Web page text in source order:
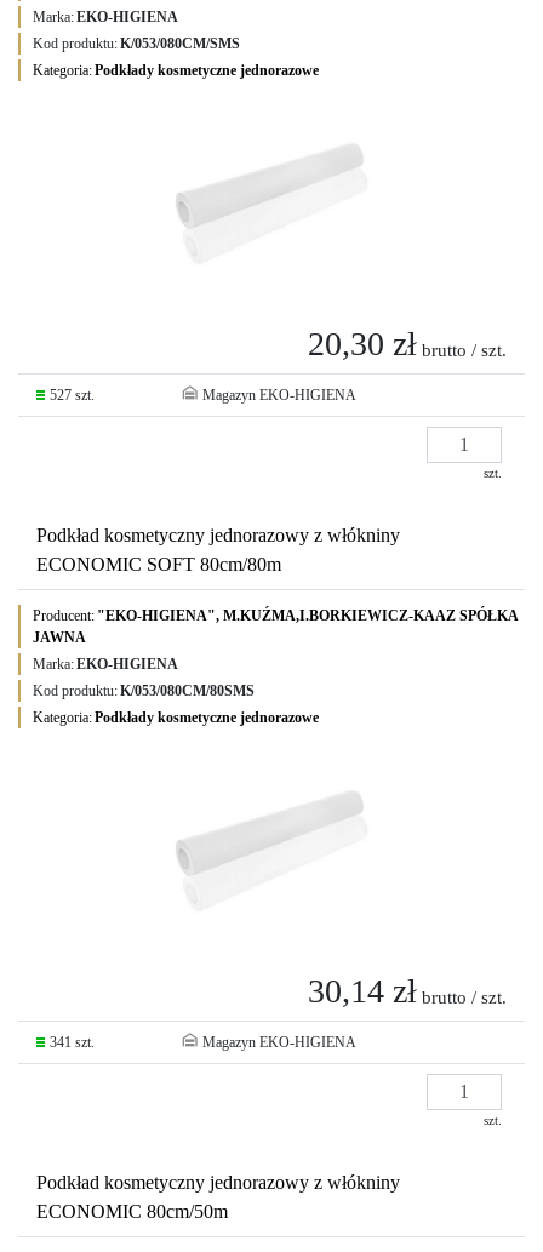
Marka:EKO-HIGIENA
Kod produktu:K/053/080CM/SMS
Kategoria:Podkłady kosmetyczne jednorazowe
20,30 zł brutto / szt.
527 szt. Magazyn EKO-HIGIENA
szt.
Podkład kosmetyczny jednorazowy z włókniny
ECONOMIC SOFT 80cm/80m
Producent: "EKO-HIGIENA", M.KUŹMA,I.BORKIEWICZ-KAAZ SPÓŁKA
JAWNA
Marka:EKO-HIGIENA
Kod produktu:K/053/080CM/80SMS
Kategoria:Podkłady kosmetyczne jednorazowe
30,14 zł brutto / szt.
341 szt. Magazyn EKO-HIGIENA
szt.
Podkład kosmetyczny jednorazowy z włókniny
ECONOMIC 80cm/50m